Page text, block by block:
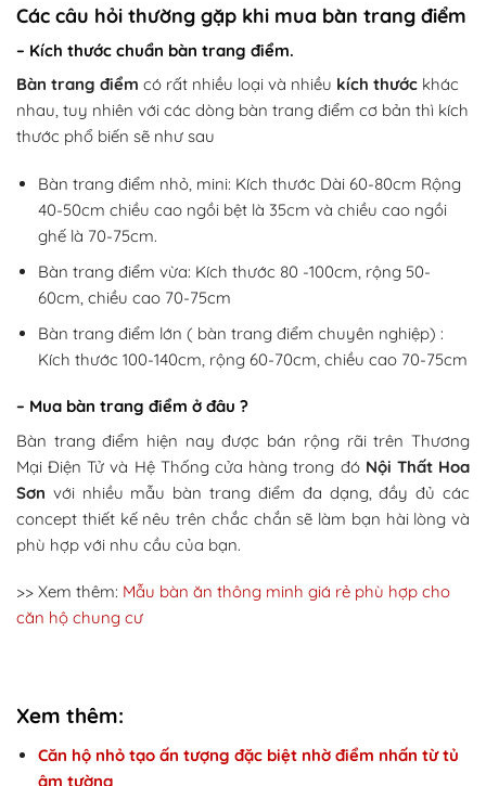
Các câu hỏi thường gặp khi mua bàn trang điểm
– Kích thước chuẩn bàn trang điểm.
Bàn trang điểm có rất nhiều loại và nhiều kích thước khác
nhau, tuy nhiên với các dòng bàn trang điểm cơ bản thì kích
thước phổ biến sẽ như sau
Bàn trang điểm nhỏ, mini: Kích thước Dài 60-80cm Rộng
40-50cm chiều cao ngồi bệt là 35cm và chiều cao ngồi
ghế là 70-75cm.
Bàn trang điểm vừa: Kích thước 80 -100cm, rộng 50-
60cm, chiều cao 70-75cm
Bàn trang điểm lớn ( bàn trang điểm chuyên nghiệp) :
Kích thước 100-140cm, rộng 60-70cm, chiều cao 70-75cm
– Mua bàn trang điểm ở đâu ?
Bàn trang điểm hiện nay được bán rộng rãi trên Thương
Mại Điện Tử và Hệ Thống cửa hàng trong đó Nội Thất Hoa
Sơn với nhiều mẫu bàn trang điểm đa dạng, đầy đủ các
concept thiết kế nêu trên chắc chắn sẽ làm bạn hài lòng và
phù hợp với nhu cầu của bạn.
>> Xem thêm: Mẫu bàn ăn thông minh giá rẻ phù hợp cho
căn hộ chung cư
Xem thêm:
Căn hộ nhỏ tạo ấn tượng đặc biệt nhờ điểm nhấn từ tủ
âm tường